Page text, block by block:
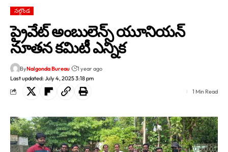
నల్గొండ
ప్రైవేట్ అంబులెన్స్ యూనియన్
నూతన కమిటీ ఎన్నిక
Last updated: July 4, 2025 3:18 pm
ByNalgonda Bureau 1 year ago
1 Min Read